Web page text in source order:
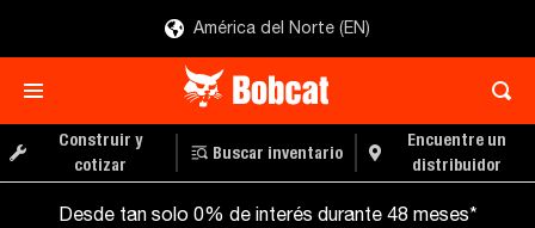
América del Norte (EN)
Construir y
cotizar
Buscar inventario
Encuentre un
distribuidor
Desde tan solo 0% de interés durante 48 meses*